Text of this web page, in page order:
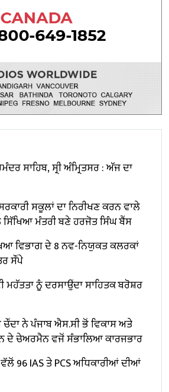
ਸਾਹਿਬ, ਸ੍ਰੀ ਅੰਮ੍ਰਿਤਸਰ : ਅੱਜ ਦਾ
ਸਕੂਲਾਂ ਦਾ ਨਿਰੀਖਣ ਕਰਨ ਵਾਲੇ
ਸਿੱਖਿਆ ਮੰਤਰੀ ਬਣੇ ਹਰਜੋਤ ਸਿੰਘ ਬੈਂਸ
ਵਿਭਾਗ ਦੇ 8 ਨਵ-ਨਿਯੁਕਤ ਕਲਰਕਾਂ
ਸੌਂਪੇ
ਮਹੱਤਤਾ ਨੂੰ ਦਰਸਾਉਂਦਾ ਸਾਹਿਤਕ ਬਰੋਸ਼ਰ
ਨੇ ਪੰਜਾਬ ਐਸ.ਸੀ ਭੋਂ ਵਿਕਾਸ ਅਤੇ
ਦੇ ਚੇਅਰਮੈਨ ਵਜੋਂ ਸੰਭਾਲਿਆ ਕਾਰਜਭਾਰ
96 IAS ਤੇ PCS ਅਧਿਕਾਰੀਆਂ ਦੀਆਂ